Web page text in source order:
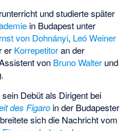
und studierte später
in Budapest unter
von Dohnányi, Leó Weiner
er Korrepetitoran der
von Bruno Walter und
Debüt als Dirigent bei
des Figaro in der Budapester
sich die Nachricht vom